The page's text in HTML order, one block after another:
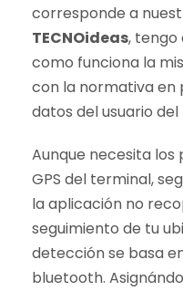
corresponde a
TECNOideas, tengo
como funciona la
con la normativa en
datos del usuario
Aunque necesita
GPS del terminal,
la aplicación no
seguimiento de tu
detección se basa
bluetooth.